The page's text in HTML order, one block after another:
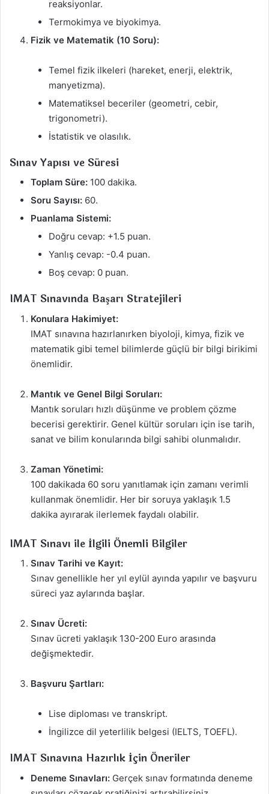
reaksiyonlar.
Termokimya ve biyokimya.
Fizik ve Matematik (10 Soru):
Temel fizik ilkeleri (hareket, enerji, elektrik,
manyetizma).
Matematiksel beceriler (geometri, cebir,
trigonometri).
İstatistik ve olasılık.
Sınav Yapısı ve Süresi
Toplam Süre: 100 dakika.
Soru Sayısı: 60.
Puanlama Sistemi:
Doğru cevap: +1.5 puan.
Yanlış cevap: -0.4 puan.
Boş cevap: 0 puan.
IMAT Sınavında Başarı Stratejileri
Konulara Hakimiyet:
IMAT sınavına hazırlanırken biyoloji, kimya, fizik ve
matematik gibi temel bilimlerde güçlü bir bilgi birikimi
önemlidir.
Mantık ve Genel Bilgi Soruları:
Mantık soruları hızlı düşünme ve problem çözme
becerisi gerektirir. Genel kültür soruları için ise tarih,
sanat ve bilim konularında bilgi sahibi olunmalıdır.
Zaman Yönetimi:
100 dakikada 60 soru yanıtlamak için zamanı verimli
kullanmak önemlidir. Her bir soruya yaklaşık 1.5
dakika ayırarak ilerlemek faydalı olabilir.
IMAT Sınavı ile İlgili Önemli Bilgiler
Sınav Tarihi ve Kayıt:
Sınav genellikle her yıl eylül ayında yapılır ve başvuru
süreci yaz aylarında başlar.
Sınav Ücreti:
Sınav ücreti yaklaşık 130-200 Euro arasında
değişmektedir.
Başvuru Şartları:
Lise diploması ve transkript.
İngilizce dil yeterlilik belgesi (IELTS, TOEFL).
IMAT Sınavına Hazırlık İçin Öneriler
Deneme Sınavları: Gerçek sınav formatında deneme